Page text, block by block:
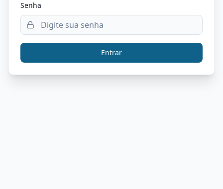
Senha
Entrar